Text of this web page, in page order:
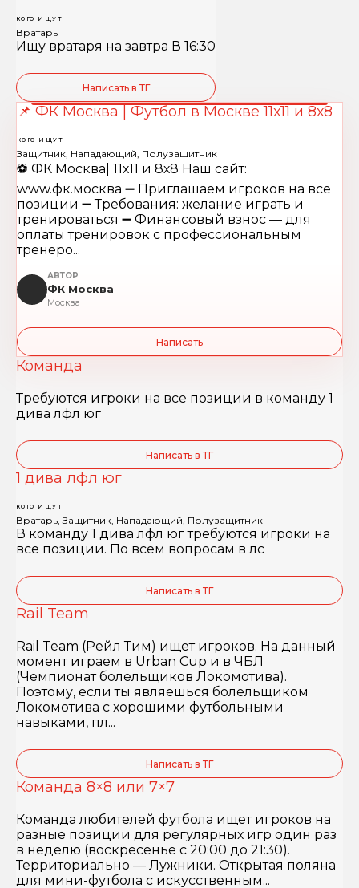
КОГО ИЩУТ
Вратарь
Ищу вратаря на завтра В 16:30
Написать в ТГ
📌 ФК Москва | Футбол в Москве 11х11 и 8х8
КОГО ИЩУТ
Защитник, Нападающий, Полузащитник
⚽️ ФК Москва| 11х11 и 8х8 Наш сайт:
www.фк.москва ➖ Приглашаем игроков на все
позиции ➖ Требования: желание играть и
тренироваться ➖ Финансовый взнос — для
оплаты тренировок с профессиональным
тренеро...
АВТОР
ФК Москва
Москва
Написать
Команда
Требуются игроки на все позиции в команду 1
дива лфл юг
Написать в ТГ
1 дива лфл юг
КОГО ИЩУТ
Вратарь, Защитник, Нападающий, Полузащитник
В команду 1 дива лфл юг требуются игроки на
все позиции. По всем вопросам в лс
Написать в ТГ
Rail Team
Rail Team (Рейл Тим) ищет игроков. На данный
момент играем в Urban Cup и в ЧБЛ
(Чемпионат болельщиков Локомотива).
Поэтому, если ты являешься болельщиком
Локомотива с хорошими футбольными
навыками, пл...
Написать в ТГ
Команда 8×8 или 7×7
Команда любителей футбола ищет игроков на
разные позиции для регулярных игр один раз
в неделю (воскресенье с 20:00 до 21:30).
Территориально — Лужники. Открытая поляна
для мини-футбола с искусственным...